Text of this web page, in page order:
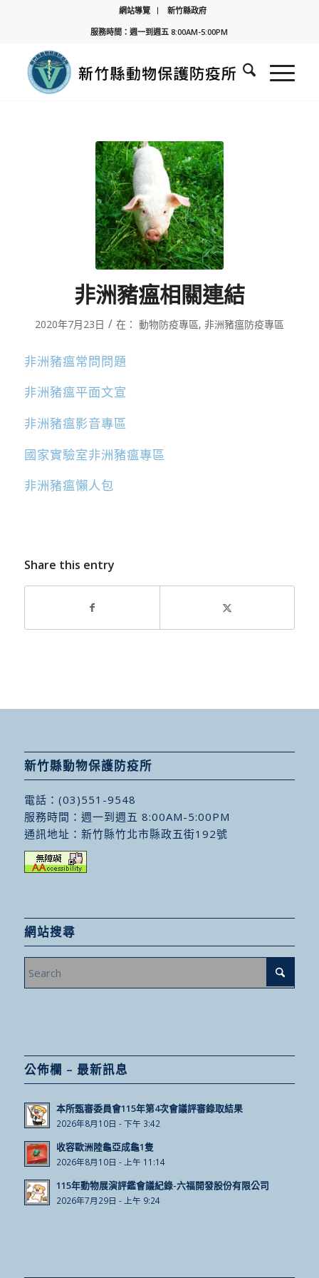
網站導覽
新竹縣政府
服務時間：週一到週五 8:00AM-5:00PM
非洲豬瘟相關連結
2020年7月23日 / 在： 動物防疫專區, 非洲豬瘟防疫專區
非洲豬瘟常問問題
非洲豬瘟平面文宣
非洲豬瘟影音專區
國家實驗室非洲豬瘟專區
非洲豬瘟懶人包
Share this entry
新竹縣動物保護防疫所
電話： (03)551-9548
服務時間：週一到週五 8:00AM-5:00PM
通訊地址： 新竹縣竹北市縣政五街192號
網站搜尋
公佈欄 – 最新訊息
本所甄審委員會115年第4次會議評審錄取結果
2026年8月10日 - 下午 3:42
收容歐洲陸龜亞成龜1隻
2026年8月10日 - 上午 11:14
115年動物展演評鑑會議紀錄-六福開發股份有限公司
2026年7月29日 - 上午 9:24